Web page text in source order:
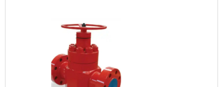
benéfico não só pelo seu preço
competitivo em comparação aos modelos
similares, mas principalmente por conta de
sua engenharia simples e funcional do
produto. Este equipamento foi criado e.